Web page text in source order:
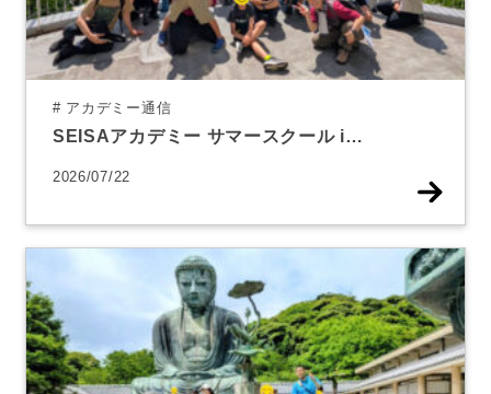
# アカデミー通信
SEISAアカデミー サマースクール i…
2026/07/22